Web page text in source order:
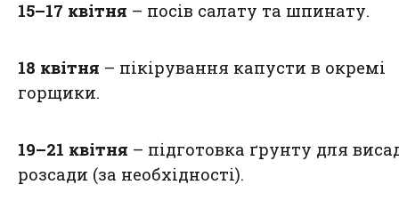
15–17 квітня – посів салату та шпинату.
18 квітня – пікірування капусти в окремі
горщики.
19–21 квітня – підготовка ґрунту для
розсади (за необхідності).